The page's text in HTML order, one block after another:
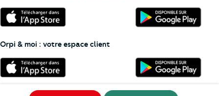
Orpi & moi : votre espace client